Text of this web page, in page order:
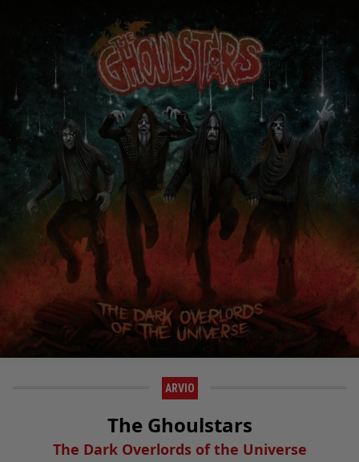
ARVIO
The Ghoulstars
The Dark Overlords of the Universe